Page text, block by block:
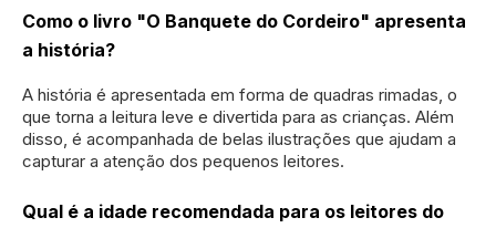
Como o livro "O Banquete do Cordeiro" apresenta
a história?
A história é apresentada em forma de quadras rimadas, o
que torna a leitura leve e divertida para as crianças. Além
disso, é acompanhada de belas ilustrações que ajudam a
capturar a atenção dos pequenos leitores.
Qual é a idade recomendada para os leitores do